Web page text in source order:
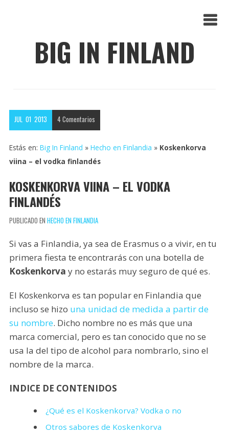
BIG IN FINLAND
JUL 01 2013 4Comentarios
Estás en: Big In Finland » Hecho en Finlandia » Koskenkorva
viina – el vodka finlandés
KOSKENKORVA VIINA – EL VODKA
FINLANDÉS
PUBLICADO EN HECHO EN FINLANDIA
Si vas a Finlandia, ya sea de Erasmus o a vivir, en tu
primera fiesta te encontrarás con una botella de
Koskenkorva y no estarás muy seguro de qué es.
El Koskenkorva es tan popular en Finlandia que
incluso se hizo una unidad de medida a partir de
su nombre. Dicho nombre no es más que una
marca comercial, pero es tan conocido que no se
usa la del tipo de alcohol para nombrarlo, sino el
nombre de la marca.
INDICE DE CONTENIDOS
¿Qué es el Koskenkorva? Vodka o no
Otros sabores de Koskenkorva